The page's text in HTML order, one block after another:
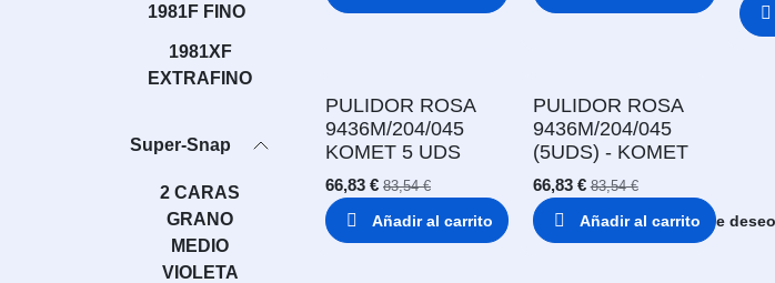
1981F FINO
1981XF
EXTRAFINO
Super-Snap
2 CARAS
GRANO
MEDIO
VIOLETA
PULIDOR ROSA
9436M/204/045
KOMET 5 UDS
66,83 € 83,54€
Añadir al carrito Añadir a lista de
PULIDOR ROSA
9436M/204/045
(5UDS) - KOMET
66,83€ 83,54€
Añadir al carrito